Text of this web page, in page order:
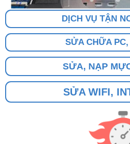
DỊCH VỤ TẬN
SỬA CHỮA
SỬA, NẠP
SỬA WIFI,